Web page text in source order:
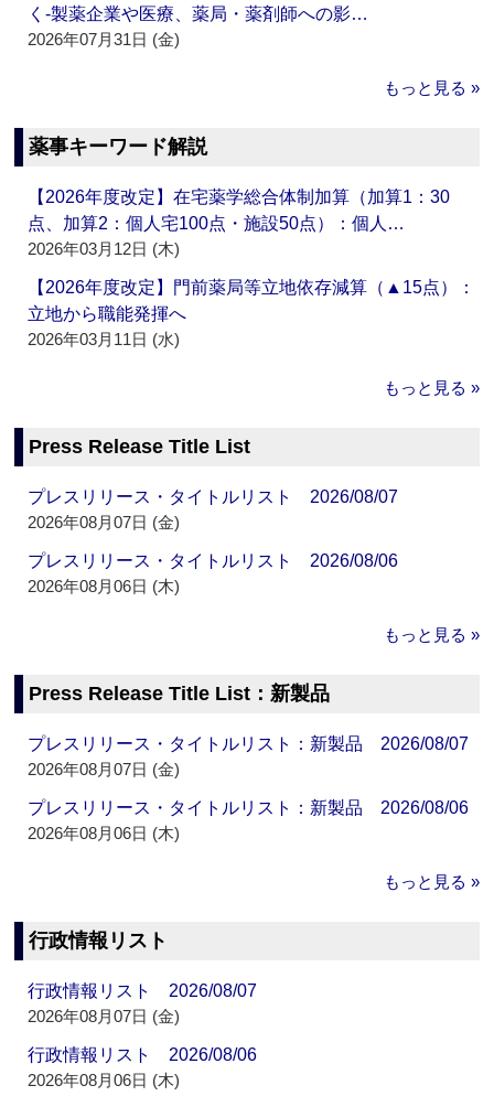
く‐製薬企業や医療、薬局・薬剤師への影…
2026年07月31日 (金)
もっと見る »
薬事キーワード解説
【2026年度改定】在宅薬学総合体制加算（加算1：30
点、加算2：個人宅100点・施設50点）：個人…
2026年03月12日 (木)
【2026年度改定】門前薬局等立地依存減算（▲15点）：
立地から職能発揮へ
2026年03月11日 (水)
もっと見る »
Press Release Title List
プレスリリース・タイトルリスト 2026/08/07
2026年08月07日 (金)
プレスリリース・タイトルリスト 2026/08/06
2026年08月06日 (木)
もっと見る »
Press Release Title List：新製品
プレスリリース・タイトルリスト：新製品 2026/08/07
2026年08月07日 (金)
プレスリリース・タイトルリスト：新製品 2026/08/06
2026年08月06日 (木)
もっと見る »
行政情報リスト
行政情報リスト 2026/08/07
2026年08月07日 (金)
行政情報リスト 2026/08/06
2026年08月06日 (木)